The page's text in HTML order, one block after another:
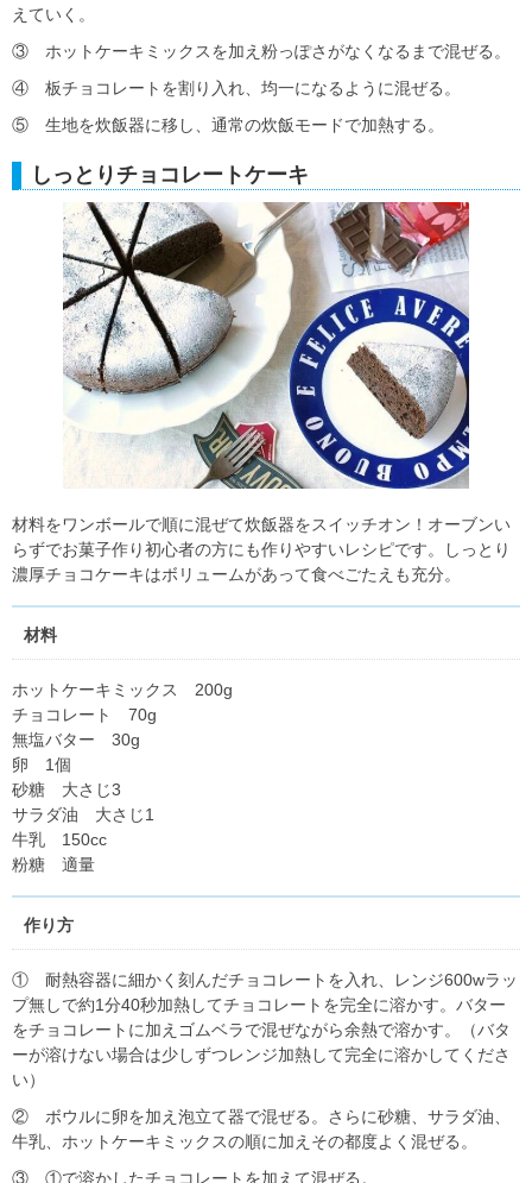
えていく。
③ ホットケーキミックスを加え粉っぽさがなくなるまで混ぜる。
④ 板チョコレートを割り入れ、均一になるように混ぜる。
⑤ 生地を炊飯器に移し、通常の炊飯モードで加熱する。
しっとりチョコレートケーキ
材料をワンボールで順に混ぜて炊飯器をスイッチオン！オーブンい
らずでお菓子作り初心者の方にも作りやすいレシピです。しっとり
濃厚チョコケーキはボリュームがあって食べごたえも充分。
材料
ホットケーキミックス 200g
チョコレート 70g
無塩バター 30g
卵 1個
砂糖 大さじ3
サラダ油 大さじ1
牛乳 150cc
粉糖 適量
作り方
① 耐熱容器に細かく刻んだチョコレートを入れ、レンジ600wラッ
プ無しで約1分40秒加熱してチョコレートを完全に溶かす。バター
をチョコレートに加えゴムベラで混ぜながら余熱で溶かす。（バタ
ーが溶けない場合は少しずつレンジ加熱して完全に溶かしてくださ
い）
② ボウルに卵を加え泡立て器で混ぜる。さらに砂糖、サラダ油、
牛乳、ホットケーキミックスの順に加えその都度よく混ぜる。
③ ①で溶かしたチョコレートを加えて混ぜる。